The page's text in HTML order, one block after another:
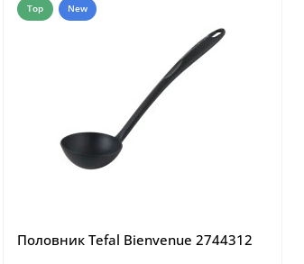
Top New
Половник Tefal Bienvenue 2744312